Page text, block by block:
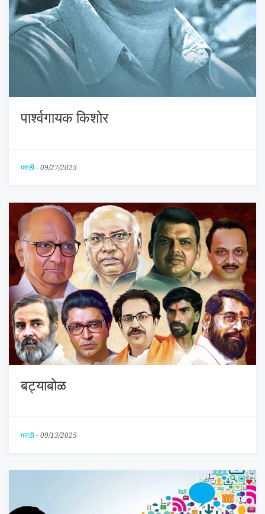
पार्श्वगायक किशोर
मराठी - 09/27/2025
बट्याबोळ
मराठी - 09/13/2025